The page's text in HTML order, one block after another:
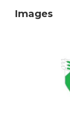
Images